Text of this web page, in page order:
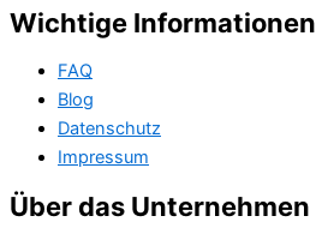
Wichtige Informationen
FAQ
Blog
Datenschutz
Impressum
Über das Unternehmen